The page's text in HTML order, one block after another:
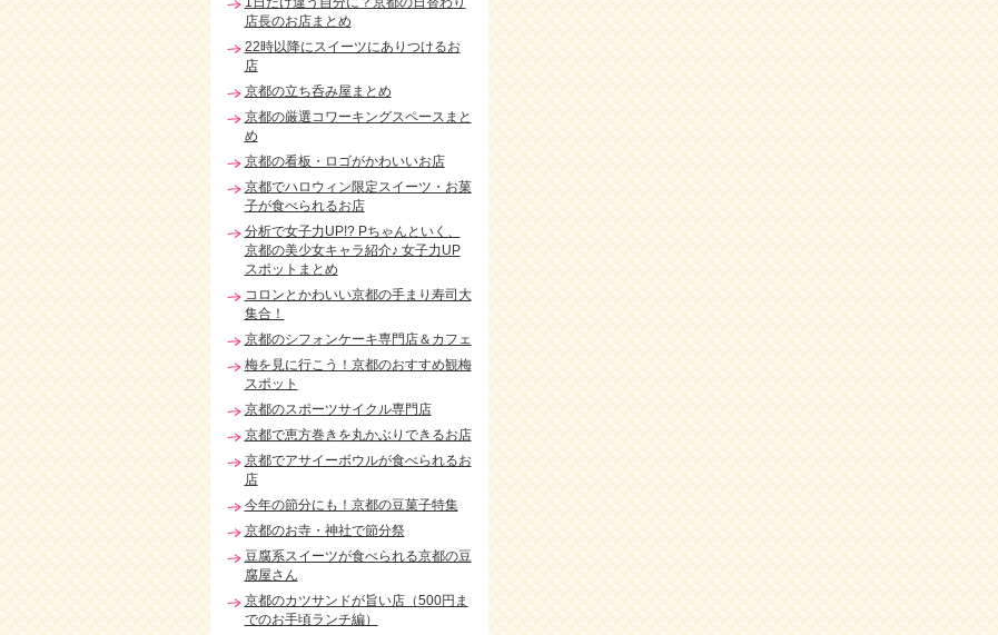
店長のお店まとめ
22時以降にスイーツにありつけるお
店
京都の立ち呑み屋まとめ
京都の厳選コワーキングスペースまと
め
京都の看板・ロゴがかわいいお店
京都でハロウィン限定スイーツ・お菓
子が食べられるお店
分析で女子力UP!? Pちゃんといく、
京都の美少女キャラ紹介♪ 女子力UP
スポットまとめ
コロンとかわいい京都の手まり寿司大
集合！
京都のシフォンケーキ専門店＆カフェ
梅を見に行こう！京都のおすすめ観梅
スポット
京都のスポーツサイクル専門店
京都で恵方巻きを丸かぶりできるお店
京都でアサイーボウルが食べられるお
店
今年の節分にも！京都の豆菓子特集
京都のお寺・神社で節分祭
豆腐系スイーツが食べられる京都の豆
腐屋さん
京都のカツサンドが旨い店（500円ま
でのお手頃ランチ編）